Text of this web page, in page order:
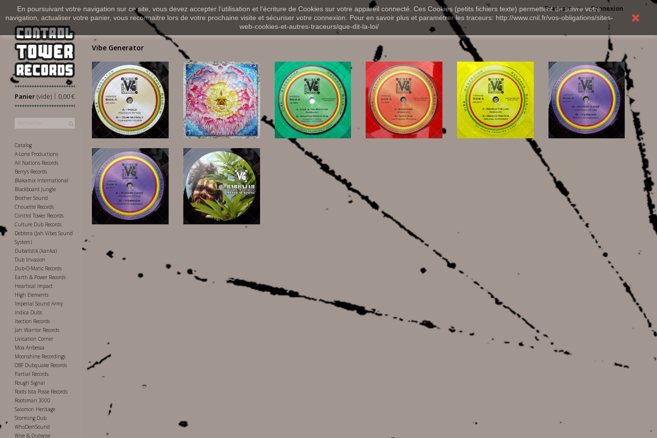
En poursuivant votre navigation sur ce site, vous devez accepter l’utilisation et l'écriture de Cookies sur votre appareil connecté. Ces Cookies (petits fichiers texte) permettent de suivre votre
navigation, actualiser votre panier, vous reconnaitre lors de votre prochaine visite et sécuriser votre connexion. Pour en savoir plus et paramétrer les traceurs: http://www.cnil.fr/vos-obligations/sites-
web-cookies-et-autres-traceurs/que-dit-la-loi/
Connexion
Français
Panier 0,00 €
|
(vide)
Catalog
A-Lone Productions
All Nations Records
Berry's Records
Blakamix International
Blackboard Jungle
Brother Sound
Chouette Records
Control Tower Records
Culture Dub Records
Debtera (Jah Vibes Sound
System)
Dubalistik (kanka)
Dub Invasion
Dub-O-Matic Records
Earth & Power Records
Heartical Impact
High Elements
Imperial Sound Army
Indica Dubs
Itection Records
Jah Warrior Records
Livication Corner
Moa Anbessa
Moonshine Recordings
OBF Dubquake Records
Partial Records
Rough Signal
Roots Ista Posse Records
Rootsman 3000
Salomon Heritage
Storming Dub
WhoDemSound
Wise & Dubwise
Vibe Generator
11,00 €
13,00 €
11,00 €
10,00 €
10,00 €
11,00 €
11,00 € 11,00 €